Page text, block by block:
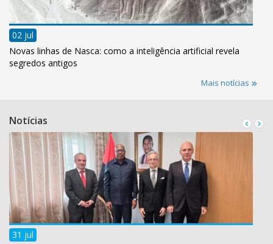
02 jul
Novas linhas de Nasca: como a inteligência artificial revela
segredos antigos
Mais notícias
Notícias
31 jul